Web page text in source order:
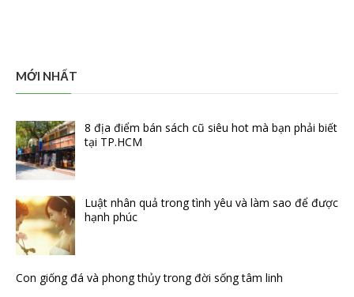
MỚI NHẤT
8 địa điểm bán sách cũ siêu hot mà bạn phải biết
tại TP.HCM
Luật nhân quả trong tình yêu và làm sao để được
hạnh phúc
Con giống đá và phong thủy trong đời sống tâm linh